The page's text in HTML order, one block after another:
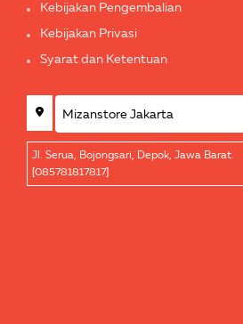
Kebijakan Pengembalian
Kebijakan Privasi
Syarat dan Ketentuan
Jl. Serua, Bojongsari, Depok, Jawa Barat.
[085781817817]